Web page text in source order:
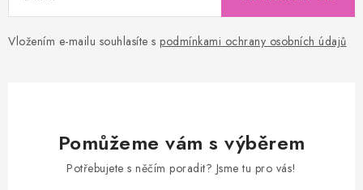
Vložením e-mailu souhlasíte s podmínkami ochrany osobních údajů
Pomůžeme vám s výběrem
Potřebujete s něčím poradit? Jsme tu pro vás!